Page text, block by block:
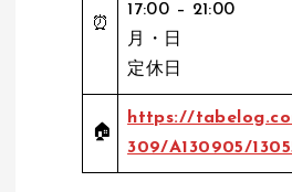
⏰
17:00 – 21:00
月・日
定休日
🏠
https://
309/A130905/